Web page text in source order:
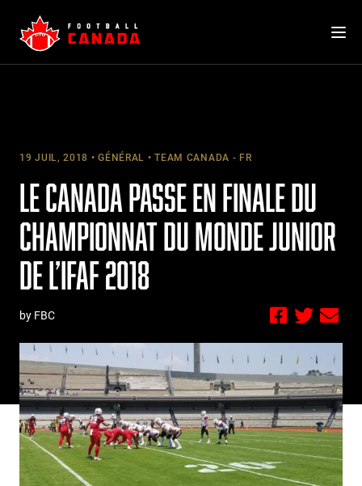
content
19 JUIL, 2018 GÉNÉRAL TEAM CANADA - FR
LE CANADA PASSE EN FINALE DU
CHAMPIONNAT DU MONDE JUNIOR
DE L’IFAF 2018
by FBC